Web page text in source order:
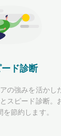
ド診断
の強みを活かし
スピード診断。
節約します。